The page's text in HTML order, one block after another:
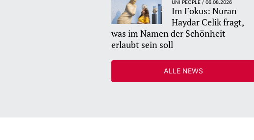
UNI PEOPLE / 06.08.2026
Im Fokus: Nuran
Haydar Celik fragt,
was im Namen der Schönheit
erlaubt sein soll
ALLE NEWS